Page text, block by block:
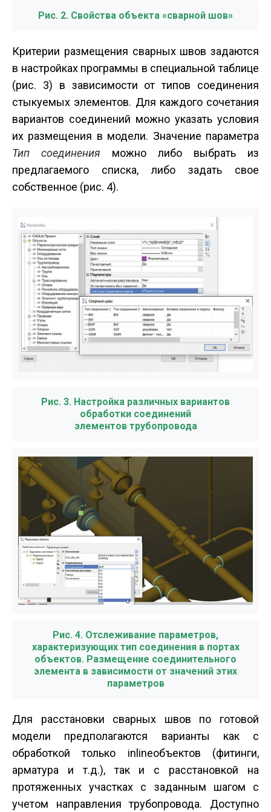
Рис. 2. Свойства объекта «сварной шов»
Критерии размещения сварных швов задаются
в настройках программы в специальной таблице
(рис. 3) в зависимости от типов соединения
стыкуемых элементов. Для каждого сочетания
вариантов соединений можно указать условия
их размещения в модели. Значение параметра
Тип соединения можно либо выбрать из
предлагаемого списка, либо задать свое
собственное (рис. 4).
Рис. 3. Настройка различных вариантов
обработки соединений
элементов трубопровода
Рис. 4. Отслеживание параметров,
характеризующих тип соединения в портах
объектов. Размещение соединительного
элемента в зависимости от значений этих
параметров
Для расстановки сварных швов по готовой
модели предполагаются варианты как с
обработкой только inline­объектов (фитинги,
арматура и т.д.), так и с расстановкой на
протяженных участках с заданным шагом с
учетом направления трубопровода. Доступно